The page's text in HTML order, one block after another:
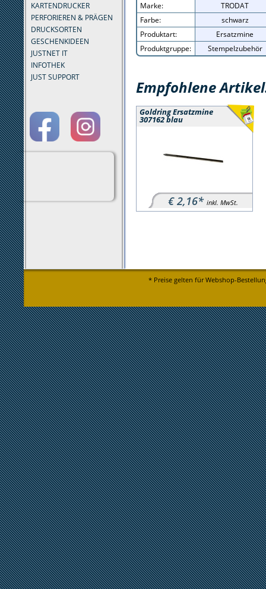
KARTENDRUCKER
PERFORIEREN & PRÄGEN
DRUCKSORTEN
GESCHENKIDEEN
JUSTNET IT
INFOTHEK
JUST SUPPORT
Marke:
TRODAT
Farbe:
schwarz
Produktart:
Ersatzmine
Produktgruppe:
Stempelzubehör
Empfohlene
Goldring Ersatzmine
307162 blau
€ 2,16* inkl. MwSt.
* Preise gelten für Webshop-